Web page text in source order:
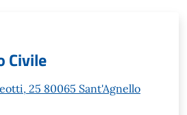
Civile
25 80065 Sant'Agnello